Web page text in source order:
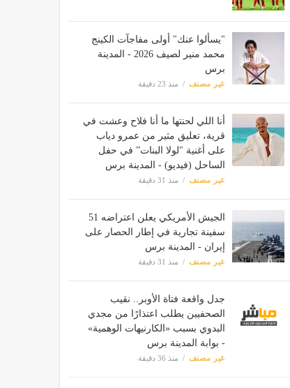
"يسألوا عنك" أولى مفاجآت الكينج
محمد منير لصيف 2026 - المدينة
برس
غير مصنف منذ 23 دقيقة
أنا اللي لحنتها ما أنا فلاح وعشت في
قرية، تعليق مثير من عمرو دياب
على أغنية "لولا البنات” في حفل
الساحل (فيديو) - المدينة برس
غير مصنف منذ 31 دقيقة
الجيش الأمريكي يعلن اعتراضه 51
سفينة تجارية في إطار الحصار على
إيران - المدينة برس
غير مصنف منذ 31 دقيقة
جدل واقعة فتاة الأوبر.. نقيب
الصحفيين يطلب اعتذارًا من مجدي
البدوي بسبب «الكارنيهات الوهمية»
- بوابة المدينة برس
غير مصنف منذ 36 دقيقة